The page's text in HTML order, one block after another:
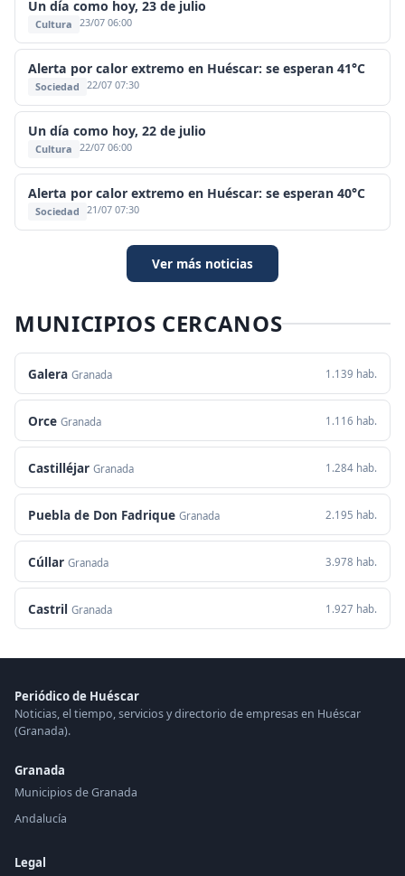
Un día como hoy, 23 de julio
Cultura 23/07 06:00
Alerta por calor extremo en Huéscar: se esperan 41°C
Sociedad 22/07 07:30
Un día como hoy, 22 de julio
Cultura 22/07 06:00
Alerta por calor extremo en Huéscar: se esperan 40°C
Sociedad 21/07 07:30
Ver más noticias
MUNICIPIOS CERCANOS
Galera Granada 1.139 hab.
Orce Granada 1.116 hab.
Castilléjar Granada 1.284 hab.
Puebla de Don Fadrique Granada 2.195 hab.
Cúllar Granada 3.978 hab.
Castril Granada 1.927 hab.
Periódico de Huéscar
Noticias, el tiempo, servicios y directorio de empresas en Huéscar
(Granada).
Granada
Municipios de Granada
Andalucía
Legal